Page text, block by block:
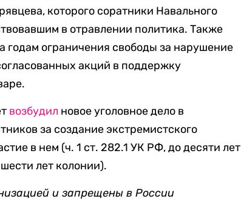
которого соратники Навального
в отравлении политика. Также
годам ограничения свободы за нарушение
акций в поддержку
возбудил новое уголовное дело в
за создание экстремистского
в нем (ч. 1 ст. 282.1 УК РФ, до десяти лет
лет колонии).
и запрещены в России